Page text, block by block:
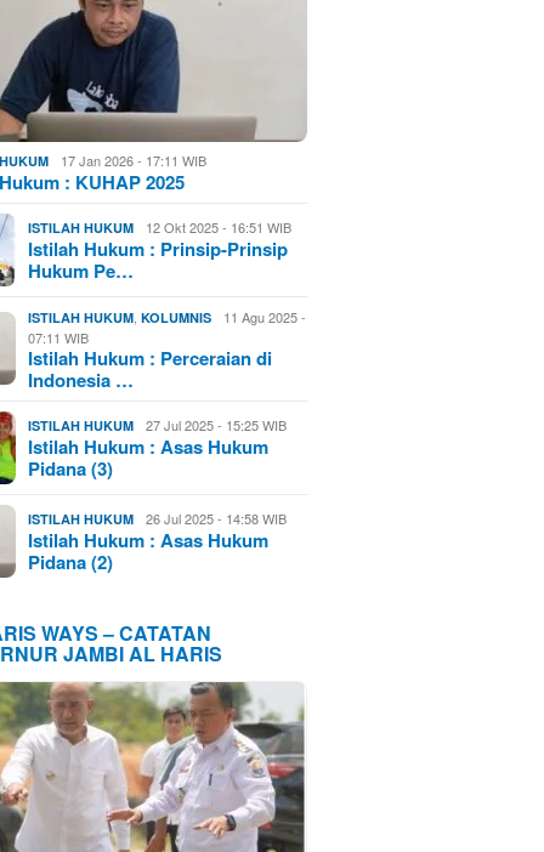
17 Jan 2026 - 17:11 WIB
: KUHAP 2025
ISTILAH HUKUM 12 Okt 2025 - 16:51 WIB
Istilah Hukum : Prinsip-Prinsip
Hukum Pe…
ISTILAH HUKUM ,KOLUMNIS
11 Agu 2025 -
07:11 WIB
Istilah Hukum : Perceraian di
Indonesia …
ISTILAH HUKUM 27 Jul 2025 - 15:25 WIB
Istilah Hukum : Asas Hukum
Pidana (3)
ISTILAH HUKUM 26 Jul 2025 - 14:58 WIB
Istilah Hukum : Asas Hukum
Pidana (2)
WAYS – CATATAN
JAMBI AL HARIS